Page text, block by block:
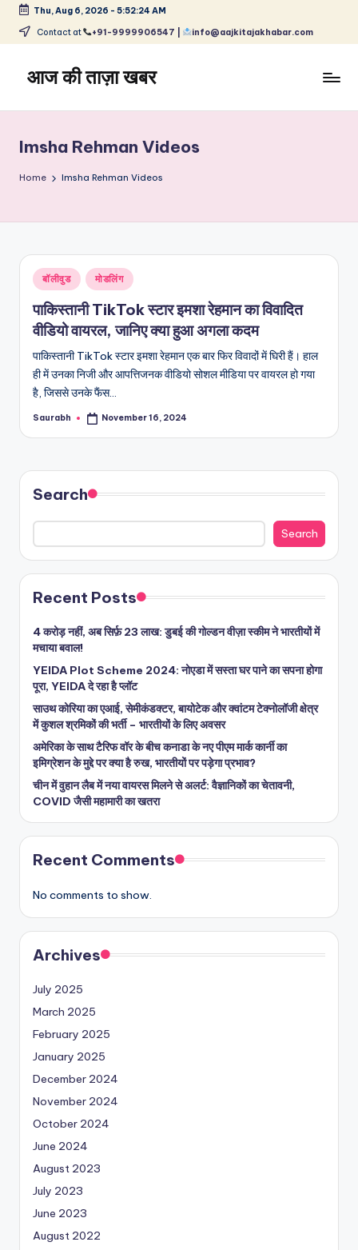
Skip
content
Thu, Aug 6, 2026 - 5:52:25 AM
Contact at +91-9999906547 | info@aajkitajakhabar.com
आज की ताज़ा खबर
समाचार
–
और
विश्व
Imsha Rehman Videos
Home Imsha Rehman Videos
Posted
in
बॉलीवुड मोडलिंग
पाकिस्तानी TikTok स्टार इमशा रेहमान का विवादित
वीडियो वायरल, जानिए क्या हुआ अगला कदम
पाकिस्तानी TikTok स्टार इमशा रेहमान एक बार फिर विवादों में घिरी हैं। हाल
ही में उनका निजी और आपत्तिजनक वीडियो सोशल मीडिया पर वायरल हो गया
है, जिससे उनके फैंस…
Posted
Saurabh November 16, 2024
Search
Search
Recent Posts
4 करोड़ नहीं, अब सिर्फ़ 23 लाख: डुबई की गोल्डन वीज़ा स्कीम ने भारतीयों में
मचाया बवाल!
YEIDA Plot Scheme 2024: नोएडा में सस्ता घर पाने का सपना होगा
पूरा, YEIDA दे रहा है प्लॉट
साउथ कोरिया का एआई, सेमीकंडक्टर, बायोटेक और क्वांटम टेक्नोलॉजी क्षेत्र
में कुशल श्रमिकों की भर्ती – भारतीयों के लिए अवसर
अमेरिका के साथ टैरिफ वॉर के बीच कनाडा के नए पीएम मार्क कार्नी का
इमिग्रेशन के मुद्दे पर क्या है रुख, भारतीयों पर पड़ेगा प्रभाव?
चीन में वुहान लैब में नया वायरस मिलने से अलर्ट: वैज्ञानिकों का चेतावनी,
COVID जैसी महामारी का खतरा
Recent Comments
No comments to show.
Archives
July 2025
March 2025
February 2025
January 2025
December 2024
November 2024
October 2024
June 2024
August 2023
July 2023
June 2023
August 2022